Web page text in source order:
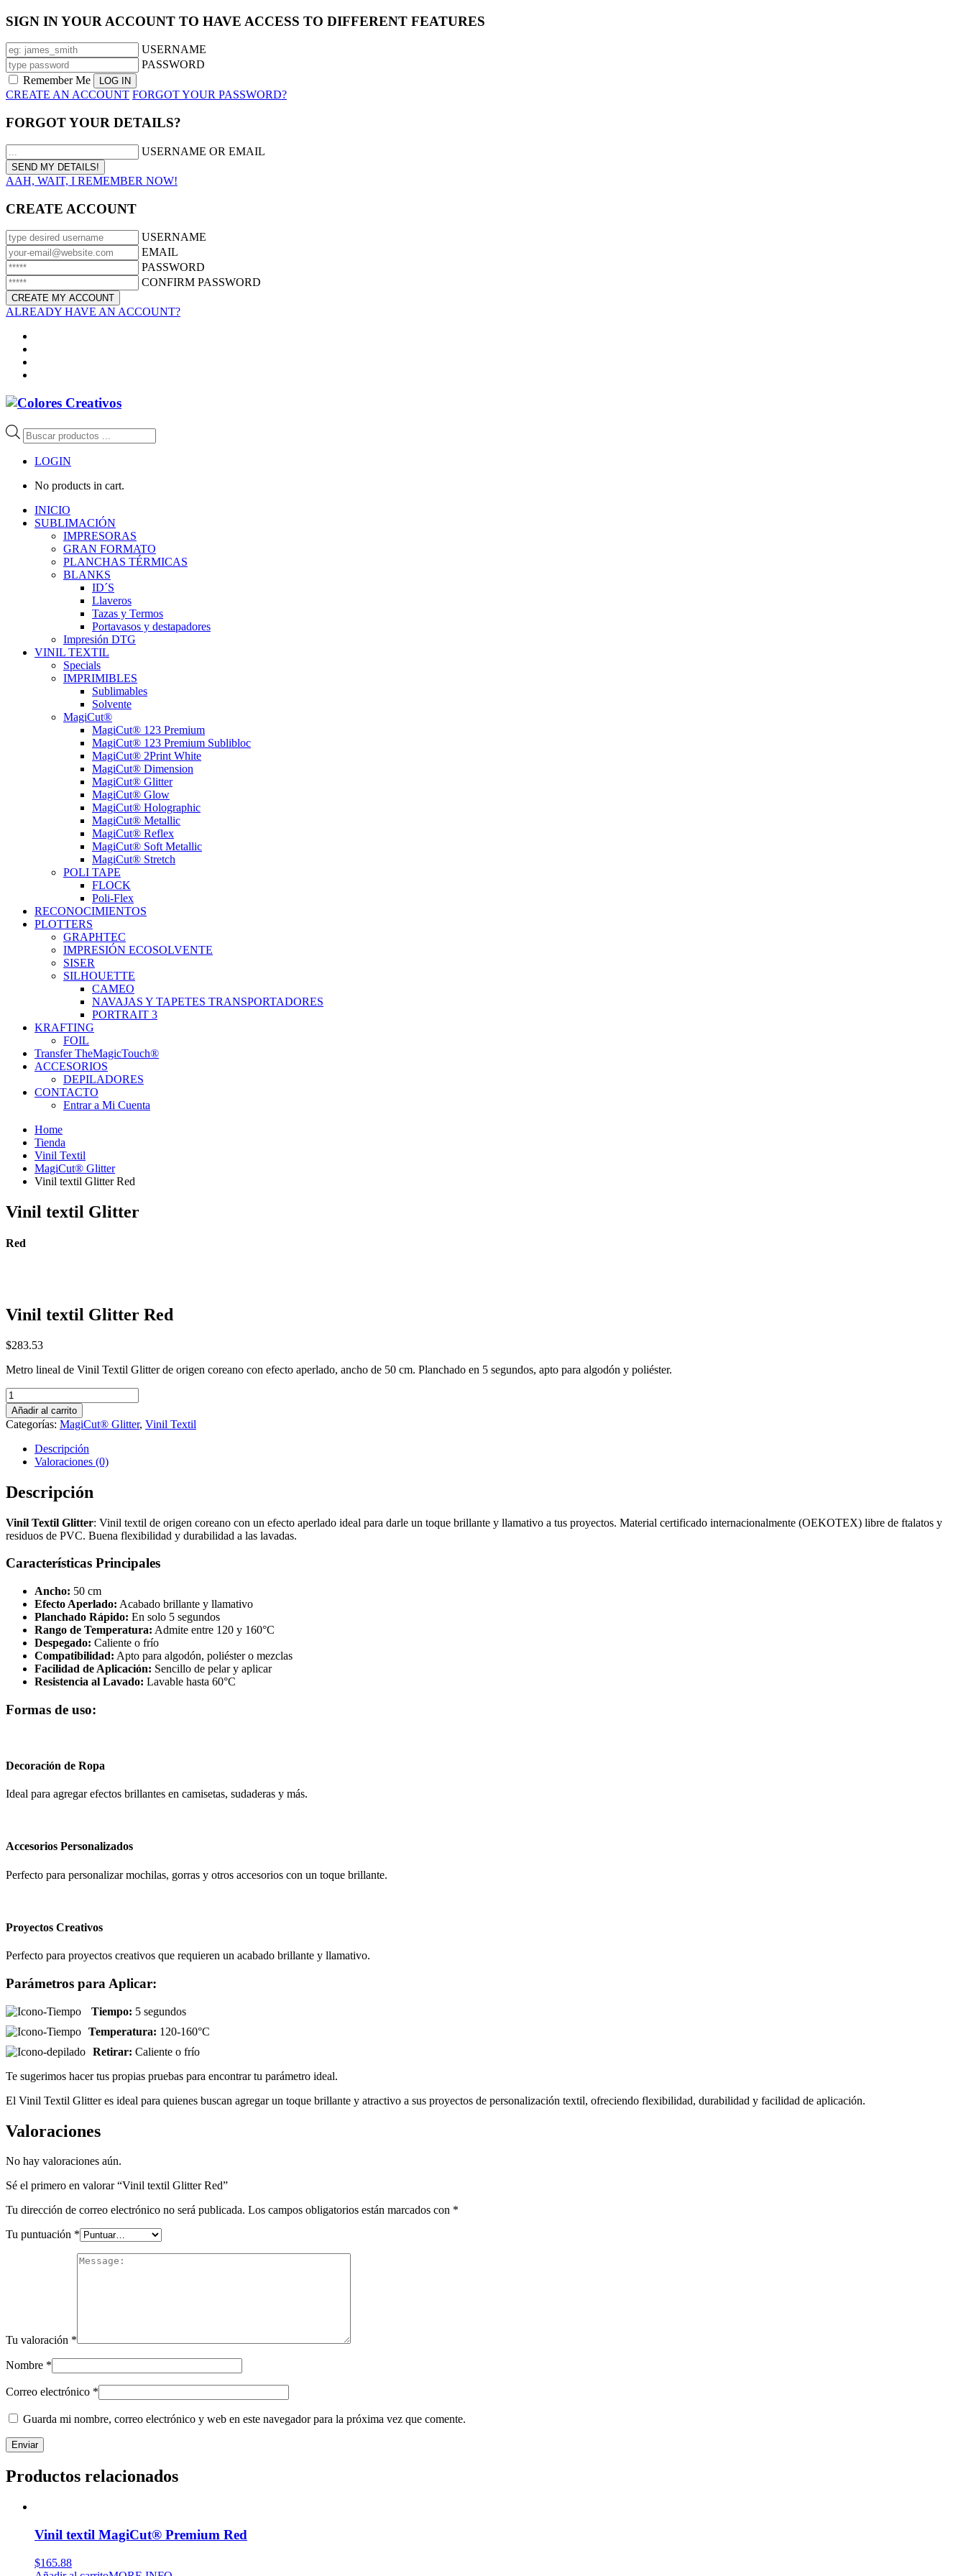
SIGN IN YOUR ACCOUNT TO HAVE ACCESS TO DIFFERENT FEATURES
USERNAME
PASSWORD
Remember Me
CREATE AN ACCOUNT FORGOT YOUR PASSWORD?
FORGOT YOUR DETAILS?
USERNAME OR EMAIL
AAH, WAIT, I REMEMBER NOW!
CREATE ACCOUNT
USERNAME
EMAIL
PASSWORD
CONFIRM PASSWORD
ALREADY HAVE AN ACCOUNT?
Búsqueda
de
productos
LOGIN
No products in cart.
INICIO
SUBLIMACIÓN
IMPRESORAS
GRAN FORMATO
PLANCHAS TÉRMICAS
BLANKS
ID´S
Llaveros
Tazas y Termos
Portavasos y destapadores
Impresión DTG
VINIL TEXTIL
Specials
IMPRIMIBLES
Sublimables
Solvente
MagiCut®
MagiCut® 123 Premium
MagiCut® 123 Premium Sublibloc
MagiCut® 2Print White
MagiCut® Dimension
MagiCut® Glitter
MagiCut® Glow
MagiCut® Holographic
MagiCut® Metallic
MagiCut® Reflex
MagiCut® Soft Metallic
MagiCut® Stretch
POLI TAPE
FLOCK
Poli-Flex
RECONOCIMIENTOS
PLOTTERS
GRAPHTEC
IMPRESIÓN ECOSOLVENTE
SISER
SILHOUETTE
CAMEO
NAVAJAS Y TAPETES TRANSPORTADORES
PORTRAIT 3
KRAFTING
FOIL
Transfer TheMagicTouch®
ACCESORIOS
DEPILADORES
CONTACTO
Entrar a Mi Cuenta
Home
Tienda
Vinil Textil
MagiCut® Glitter
Vinil textil Glitter Red
Vinil textil Glitter
Red
Vinil textil Glitter Red
$283.53
Metro lineal de Vinil Textil Glitter de origen coreano con efecto aperlado, ancho de 50 cm. Planchado en 5 segundos, apto para algodón y poliéster.
Vinil
textil
Glitter
Red
cantidad
Añadir al carrito
Categorías: MagiCut® Glitter, Vinil Textil
Descripción
Valoraciones (0)
Descripción
Vinil Textil Glitter: Vinil textil de origen coreano con un efecto aperlado ideal para darle un toque brillante y llamativo a tus proyectos. Material certificado internacionalmente (OEKOTEX) libre de ftalatos y
residuos de PVC. Buena flexibilidad y durabilidad a las lavadas.
Características Principales
Ancho: 50 cm
Efecto Aperlado: Acabado brillante y llamativo
Planchado Rápido: En solo 5 segundos
Rango de Temperatura: Admite entre 120 y 160°C
Despegado: Caliente o frío
Compatibilidad: Apto para algodón, poliéster o mezclas
Facilidad de Aplicación: Sencillo de pelar y aplicar
Resistencia al Lavado: Lavable hasta 60°C
Formas de uso:
Decoración de Ropa
Ideal para agregar efectos brillantes en camisetas, sudaderas y más.
Accesorios Personalizados
Perfecto para personalizar mochilas, gorras y otros accesorios con un toque brillante.
Proyectos Creativos
Perfecto para proyectos creativos que requieren un acabado brillante y llamativo.
Parámetros para Aplicar:
Tiempo: 5 segundos
Temperatura: 120-160°C
Retirar: Caliente o frío
Te sugerimos hacer tus propias pruebas para encontrar tu parámetro ideal.
El Vinil Textil Glitter es ideal para quienes buscan agregar un toque brillante y atractivo a sus proyectos de personalización textil, ofreciendo flexibilidad, durabilidad y facilidad de aplicación.
Valoraciones
No hay valoraciones aún.
Sé el primero en valorar “Vinil textil Glitter Red”
Tu dirección de correo electrónico no será publicada. Los campos obligatorios están marcados con *
Tu puntuación *
Tu valoración *
Nombre *
Correo electrónico *
Guarda mi nombre, correo electrónico y web en este navegador para la próxima vez que comente.
Productos relacionados
Vinil textil MagiCut® Premium Red
$165.88